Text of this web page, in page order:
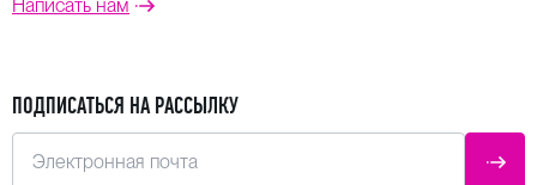
Написать нам
ПОДПИСАТЬСЯ НА РАССЫЛКУ
Электронная почта